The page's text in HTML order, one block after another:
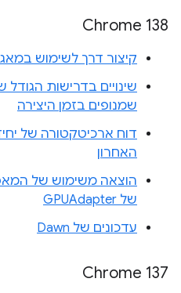
Chrome 138
קיצור דרך לשימוש
שינויים בדרישות הגודל
שמנופים בזמן היצירה
האחרון
של GPUAdapter
עדכונים של Dawn
Chrome 137